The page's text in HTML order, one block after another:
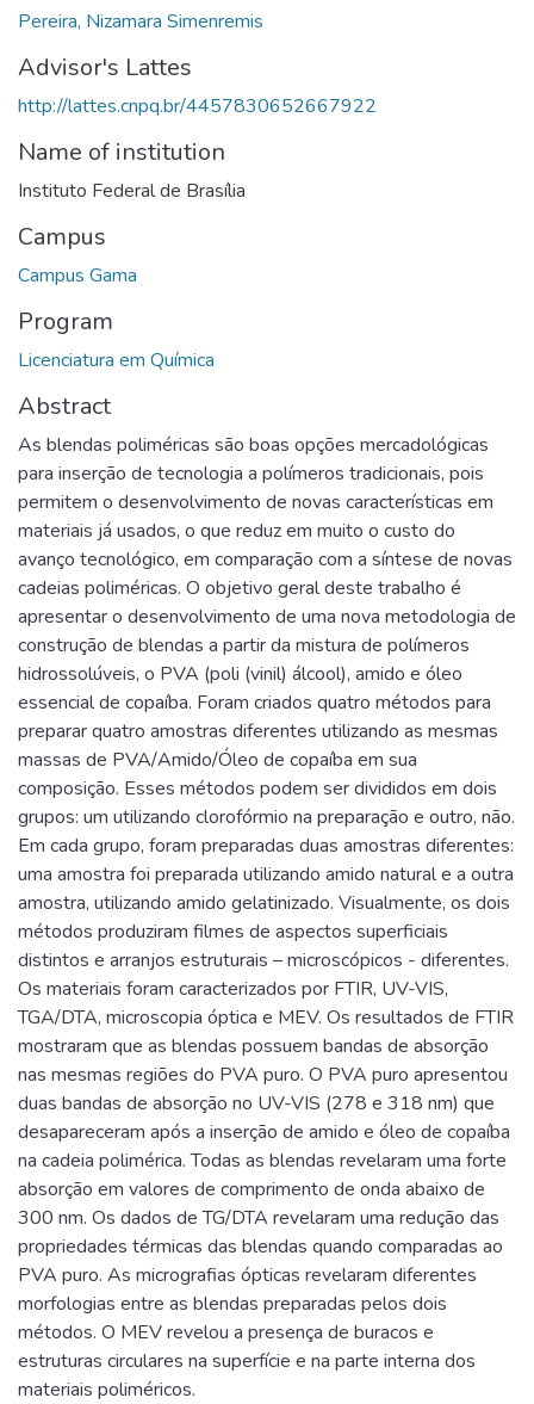
Pereira, Nizamara Simenremis
Advisor's Lattes
http://lattes.cnpq.br/4457830652667922
Name of institution
Instituto Federal de Brasília
Campus
Campus Gama
Program
Licenciatura em Química
Abstract
As blendas poliméricas são boas opções mercadológicas
para inserção de tecnologia a polímeros tradicionais, pois
permitem o desenvolvimento de novas características em
materiais já usados, o que reduz em muito o custo do
avanço tecnológico, em comparação com a síntese de novas
cadeias poliméricas. O objetivo geral deste trabalho é
apresentar o desenvolvimento de uma nova metodologia de
construção de blendas a partir da mistura de polímeros
hidrossolúveis, o PVA (poli (vinil) álcool), amido e óleo
essencial de copaíba. Foram criados quatro métodos para
preparar quatro amostras diferentes utilizando as mesmas
massas de PVA/Amido/Óleo de copaíba em sua
composição. Esses métodos podem ser divididos em dois
grupos: um utilizando clorofórmio na preparação e outro, não.
Em cada grupo, foram preparadas duas amostras diferentes:
uma amostra foi preparada utilizando amido natural e a outra
amostra, utilizando amido gelatinizado. Visualmente, os dois
métodos produziram filmes de aspectos superficiais
distintos e arranjos estruturais – microscópicos - diferentes.
Os materiais foram caracterizados por FTIR, UV-VIS,
TGA/DTA, microscopia óptica e MEV. Os resultados de FTIR
mostraram que as blendas possuem bandas de absorção
nas mesmas regiões do PVA puro. O PVA puro apresentou
duas bandas de absorção no UV-VIS (278 e 318 nm) que
desapareceram após a inserção de amido e óleo de copaíba
na cadeia polimérica. Todas as blendas revelaram uma forte
absorção em valores de comprimento de onda abaixo de
300 nm. Os dados de TG/DTA revelaram uma redução das
propriedades térmicas das blendas quando comparadas ao
PVA puro. As micrografias ópticas revelaram diferentes
morfologias entre as blendas preparadas pelos dois
métodos. O MEV revelou a presença de buracos e
estruturas circulares na superfície e na parte interna dos
materiais poliméricos.